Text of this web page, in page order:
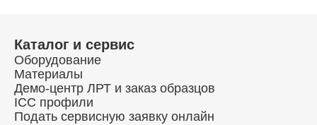
Каталог и сервис
Оборудование
Материалы
Демо-центр ЛРТ и заказ образцов
ICC профили
Подать сервисную заявку онлайн